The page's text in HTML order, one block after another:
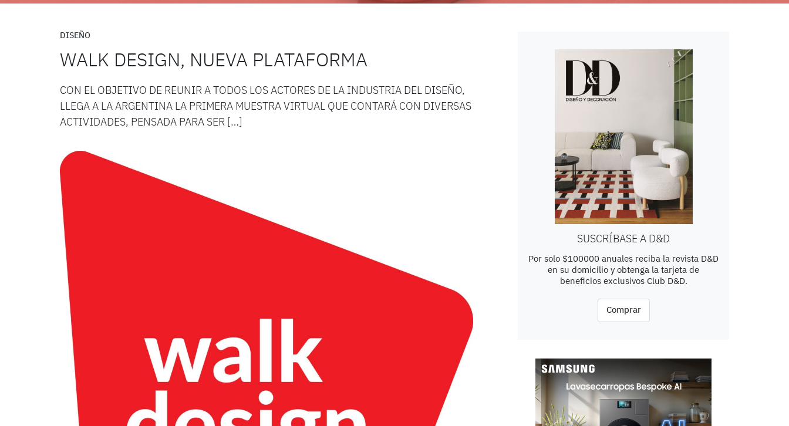
DISEÑO
WALK DESIGN, NUEVA PLATAFORMA
CON EL OBJETIVO DE REUNIR A TODOS LOS ACTORES DE LA INDUSTRIA DEL DISEÑO,
LLEGA A LA ARGENTINA LA PRIMERA MUESTRA VIRTUAL QUE CONTARÁ CON DIVERSAS
ACTIVIDADES, PENSADA PARA SER […]
SUSCRÍBASE A D&D
Por solo $100000 anuales reciba la revista D&D
en su domicilio y obtenga la tarjeta de
beneficios exclusivos Club D&D.
Comprar